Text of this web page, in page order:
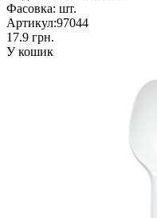
Фасовка: шт.
Артикул:97044
17.9 грн.
У кошик